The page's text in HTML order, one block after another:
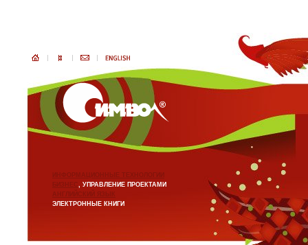
ИНФОРМАЦИОННЫЕ ТЕХНОЛОГИИ
БИЗНЕС, УПРАВЛЕНИЕ ПРОЕКТАМИ
АНГЛИЙСКИЙ ЯЗЫК
ЭЛЕКТРОННЫЕ КНИГИ